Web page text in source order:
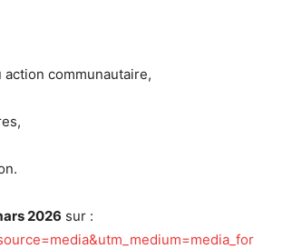
communautaire,
2026 sur :